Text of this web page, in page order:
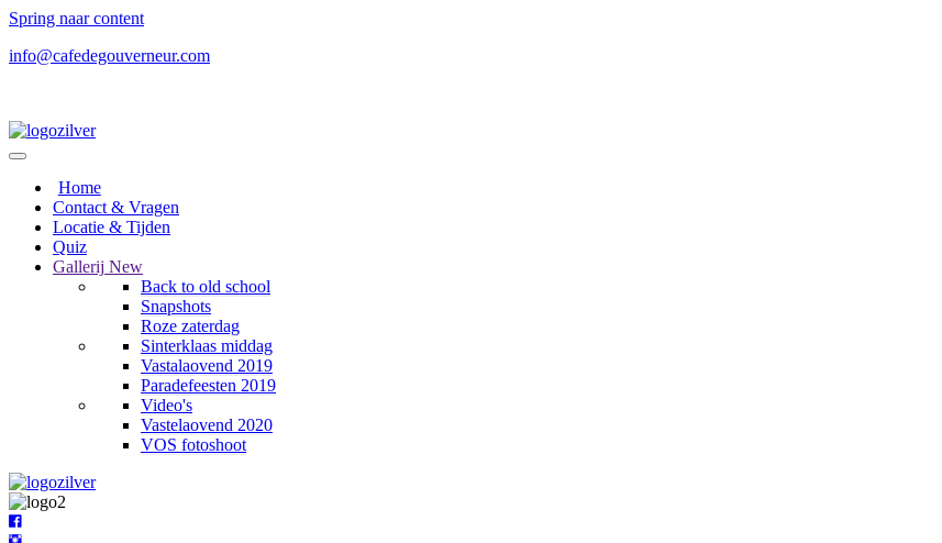
Spring naar content
info@cafedegouverneur.com
Home
Contact & Vragen
Locatie & Tijden
Quiz
Gallerij New
Back to old school
Snapshots
Roze zaterdag
Sinterklaas middag
Vastalaovend 2019
Paradefeesten 2019
Video's
Vastelaovend 2020
VOS fotoshoot